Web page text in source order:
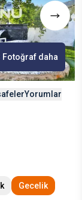
Fotoğraf daha
Yorumlar
Gecelik